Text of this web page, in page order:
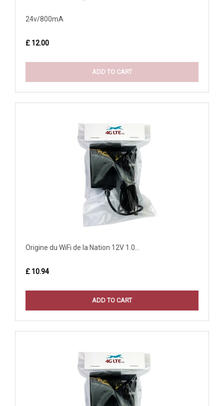
24v/800mA
£ 12.00
ADD TO CART
Origine du WiFi de la Nation 12V 1.0...
£ 10.94
ADD TO CART